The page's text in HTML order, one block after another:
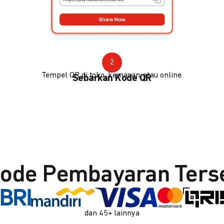
2
Sebarkan Kode QR
Tempel QR di toko, kemasan, atau online.
Pembayaran
dan 45+ lainnya